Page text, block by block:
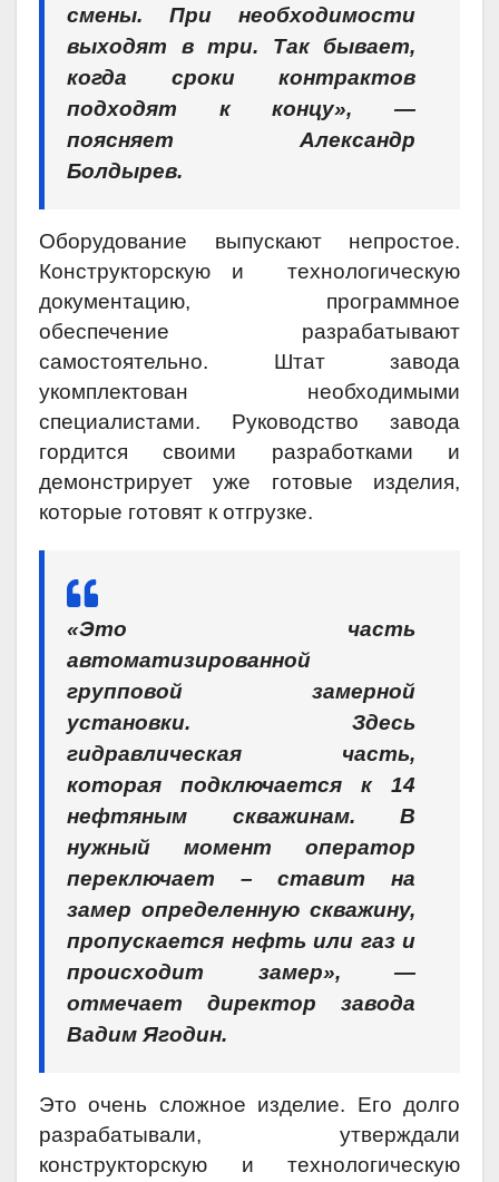
смены. При необходимости
выходят в три. Так бывает,
когда сроки контрактов
подходят к концу», —
поясняет
Александр
Болдырев.
Оборудование выпускают непростое.
Конструкторскую и технологическую
документацию, программное
обеспечение разрабатывают
самостоятельно. Штат завода
укомплектован необходимыми
специалистами. Руководство завода
гордится своими разработками и
демонстрирует уже готовые изделия,
которые готовят к отгрузке.
«Это часть
автоматизированной
групповой замерной
установки. Здесь
гидравлическая часть,
которая подключается к 14
нефтяным скважинам. В
нужный момент оператор
переключает – ставит на
замер определенную скважину,
пропускается нефть или газ и
происходит замер», —
отмечает директор завода
Вадим Ягодин.
Это очень сложное изделие. Его долго
разрабатывали, утверждали
конструкторскую и технологическую